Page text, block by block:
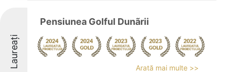
Laureați
Pensiunea Golful Dunãrii
Arată mai multe >>